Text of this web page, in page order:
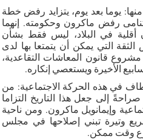
يوما بعد يوم، يتزايد رفض خطة
رفض ماكرون وحكومته. إنهما
أقلية في البلاد، ليس فقط بشأن
التي يمكن أن يتمتعا بها لدى
الأجراء مشروع قانون المعاشات التقاعدية،
الأخيرة ويستعصي إنكاره.
انعطاف في هذه الحركة الاجتماعية: من
إلى جعل هذا التاريخ التزاما
وإيمانويل ماكرون. ومن ناحية
وتيرة تبني إصلاحها في مجلس
وقت ممكن.